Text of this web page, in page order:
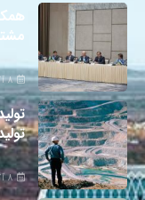
8 آگوست 2026
8 آگوست 2026